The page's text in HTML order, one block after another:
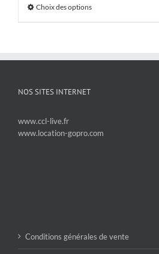
Choix des options
NOS SITES INTERNET
www.ccl-live.fr
www.location-gopro.com
Conditions générales de vente